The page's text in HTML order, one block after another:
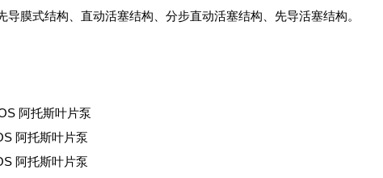
膜式结构、直动活塞结构、分步直动活塞结构、先导活塞结构。
阿托斯叶片泵
阿托斯叶片泵
阿托斯叶片泵